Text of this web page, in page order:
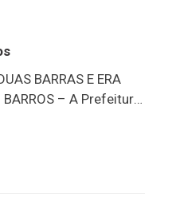
BARRAS E ERA
BARROS – A Prefeitura
nota de pesar e